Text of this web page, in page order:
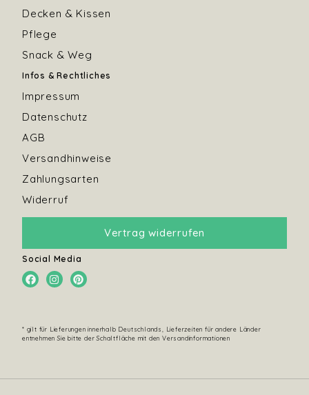
Decken & Kissen
Pflege
Snack & Weg
Infos & Rechtliches
Impressum
Datenschutz
AGB
Versandhinweise
Zahlungsarten
Widerruf
Vertrag widerrufen
Social Media
* gilt für Lieferungen innerhalb Deutschlands, Lieferzeiten für andere Länder
entnehmen Sie bitte der Schaltfläche mit den Versandinformationen